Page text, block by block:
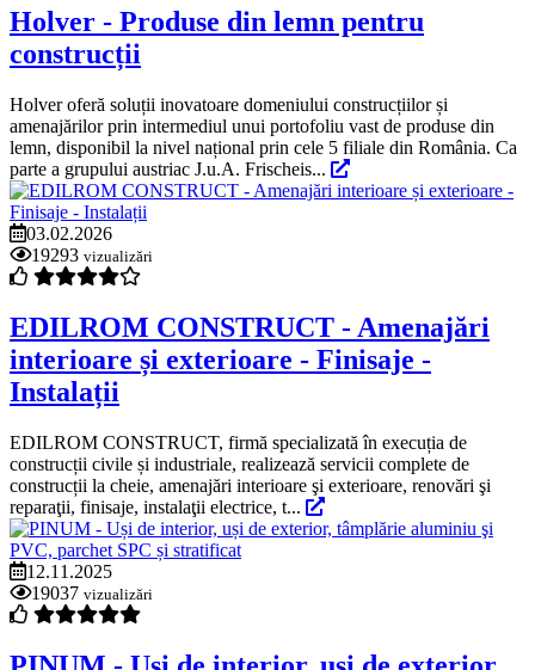
Holver - Produse din lemn pentru
construcții
Holver oferă soluții inovatoare domeniului construcțiilor și
amenajărilor prin intermediul unui portofoliu vast de produse din
lemn, disponibil la nivel național prin cele 5 filiale din România. Ca
parte a grupului austriac J.u.A. Frischeis...
03.02.2026
19293 vizualizări
EDILROM CONSTRUCT - Amenajări
interioare și exterioare - Finisaje -
Instalații
EDILROM CONSTRUCT, firmă specializată în execuția de
construcții civile și industriale, realizează servicii complete de
construcții la cheie, amenajări interioare şi exterioare, renovări şi
reparaţii, finisaje, instalaţii electrice, t...
12.11.2025
19037 vizualizări